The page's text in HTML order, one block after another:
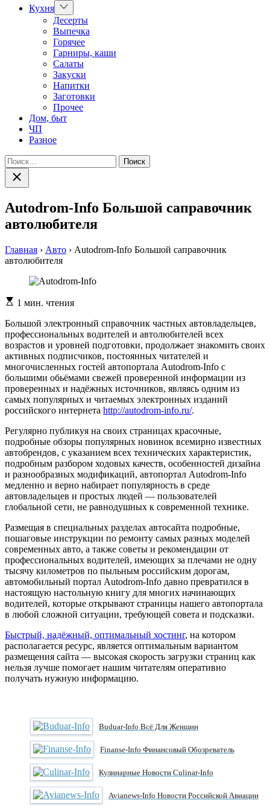
Кухня Показать
подменю
Десерты
Выпечка
Горячее
Гарниры, каши
Салаты
Закуски
Напитки
Заготовки
Прочее
Дом, быт
ЧП
Разное
Найти:
Закрыть
поиск
Autodrom-Info Большой саправочник
автолюбителя
Главная › Авто › Autodrom-Info Большой саправочник
автолюбителя
Расчетное
чтения
1 мин. чтения
Большой электронный справочник частных автовладельцев,
профессиональных водителей и автолюбителей всех
возрастов и уровней подготовки, продолжает знакомить своих
активных подписчиков, постоянных читателей и
многочисленных гостей автопортала Autodrom-Info с
большими обьёмами свежей проверенной информации из
проверенных и надёжных источников, являясь одним из
самых популярных и читаемых электронных изданий
российского интернета http://autodrom-info.ru/.
Регулярно публикуя на своих страницах красочные,
подробные обзоры популярных новинок всемирно известных
автобрендов, с указанием всех технических характеристик,
подробным разбором ходовых качеств, особенностей дизайна
и разнообразных модификаций, автопортал Autodrom-Info
медленно и верно набирает популярность в среде
автовладельцев и простых людей — пользователей
глобальной сети, не равнодушных к современной технике.
Размещая в специальных разделах автосайта подробные,
пошаговые инструкции по ремонту самых разных моделей
современных авто, а также советы и рекомендации от
профессиональных водителей, имеющих за плечами не одну
тысячу километров по пыльным российским дорогам,
автомобильный портал Autodrom-Info давно превратился в
настоящую настольную книгу для многих начинающих
водителей, которые открывают страницы нашего автопортала
в любой сложной ситуации, требующей совета и подсказки.
Быстрый, надёжный, оптимальный хостинг, на котором
располагается ресурс, является оптимальным вариантом
размещения сайта — высокая скорость загрузки страниц как
нельзя лучше помогает нашим читателям оперативно
получать нужную информацию.
Buduar-Info Всё Для Женщин
Finanse-Info Финансовый Обозреватель
Кулинарные Новости Culinar-Info
Avianews-Info Новости Российской Авиации